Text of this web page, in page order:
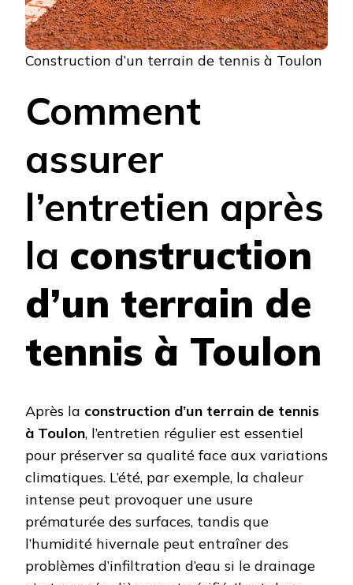
Construction d’un terrain de tennis à Toulon
Comment
assurer
l’entretien après
la construction
d’un terrain de
tennis à Toulon
Après la construction d’un terrain de tennis
à Toulon, l’entretien régulier est essentiel
pour préserver sa qualité face aux variations
climatiques. L’été, par exemple, la chaleur
intense peut provoquer une usure
prématurée des surfaces, tandis que
l’humidité hivernale peut entraîner des
problèmes d’infiltration d’eau si le drainage